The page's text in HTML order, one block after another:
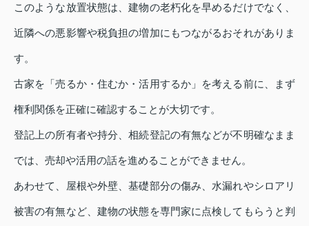
このような放置状態は、建物の老朽化を早めるだけでなく、
近隣への悪影響や税負担の増加にもつながるおそれがありま
す。
古家を「売るか・住むか・活用するか」を考える前に、まず
権利関係を正確に確認することが大切です。
登記上の所有者や持分、相続登記の有無などが不明確なまま
では、売却や活用の話を進めることができません。
あわせて、屋根や外壁、基礎部分の傷み、水漏れやシロアリ
被害の有無など、建物の状態を専門家に点検してもらうと判